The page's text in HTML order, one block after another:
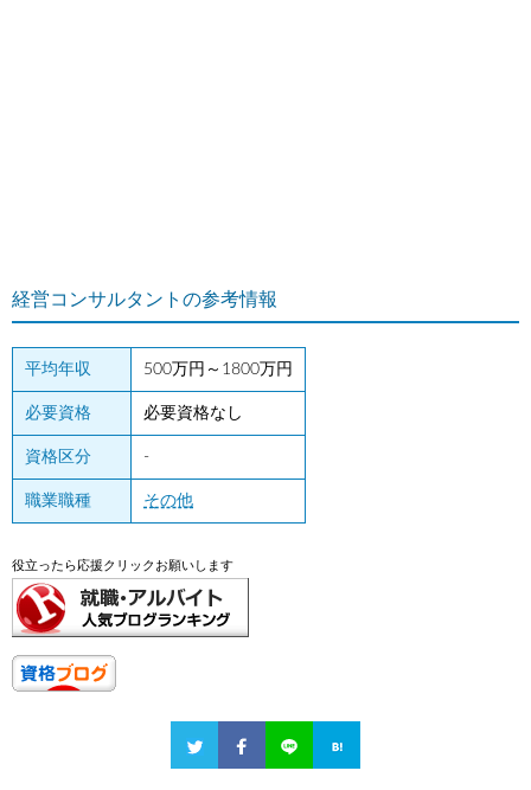
経営コンサルタントの参考情報
平均年収 500万円～1800万円
必要資格 必要資格なし
資格区分 -
職業職種 その他
役立ったら応援クリックお願いします